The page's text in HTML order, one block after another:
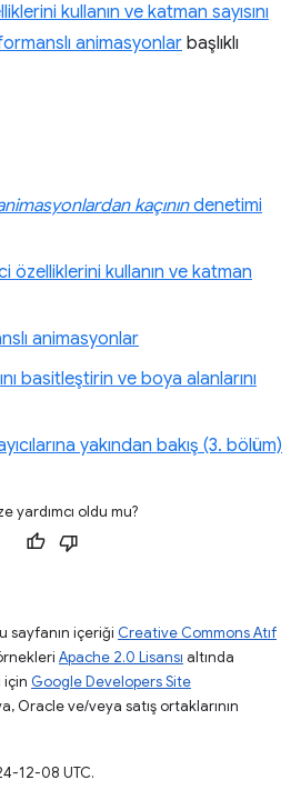
kullanın ve katman sayısını
animasyonlar başlıklı
kaçınındenetimi
özelliklerini kullanın ve katman
animasyonlar
basitleştirin ve boya alanlarını
yakından bakış (3. bölüm)
yardımcı oldu mu?
sayfanın içeriği Creative Commons Atıf
Apache 2.0 Lisansı altında
için Google Developers Site
Oracle ve/veya satış ortaklarının
12-08 UTC.